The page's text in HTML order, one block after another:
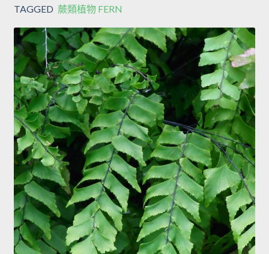
TAGGED 蕨類植物 FERN